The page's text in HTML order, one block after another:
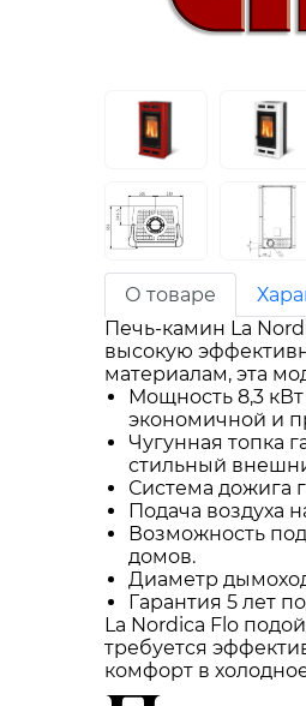
О товаре
Печь-камин La
высокую
материалам, эта
Мощность 8,3
экономичной и
Чугунная топка
стильный
Система дожига
Подача воздуха
Возможность
домов.
Диаметр
Гарантия 5 лет
La Nordica Flo
требуется
комфорт в